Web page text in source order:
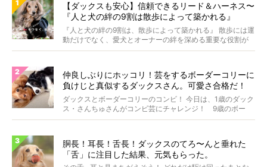
【ダックスも安心】信頼できるリード＆ハーネス〜
『人と犬の絆の9割は散歩によって築かれる』
WOLFGANG MAN＆BEAST〜
『人と犬の絆の9割は、散歩によって築かれる』 散歩には運
動だけでなく、愛犬とオーナーの絆を深める重要な役割が
あ...
仲良しぶりにホッコリ！芸をするボーダーコリーに
負けじと真似するダックスさん。可愛さ合格だ！
【動画】
ダックスとボーダーコリーのコンビ！ 今日は、1歳のダック
ス・さんちゅさんがコンビ芸にチャレンジ！ 9歳のボー
ダ...
胴長！耳長！舌長！ダックスのてろ〜んと垂れた
「舌」に注目した結果、元気もらった。